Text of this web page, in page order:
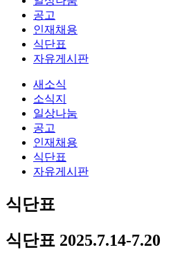
공고
인재채용
식단표
자유게시판
새소식
소식지
일상나눔
공고
인재채용
식단표
자유게시판
식단표
식단표 2025.7.14-7.20